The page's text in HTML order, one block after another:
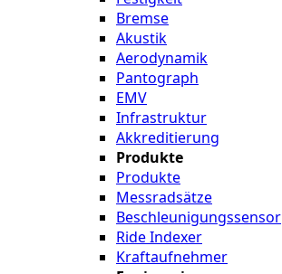
Bremse
Akustik
Aerodynamik
Pantograph
EMV
Infrastruktur
Akkreditierung
Produkte
Produkte
Messradsätze
Beschleunigungssensor
Ride Indexer
Kraftaufnehmer